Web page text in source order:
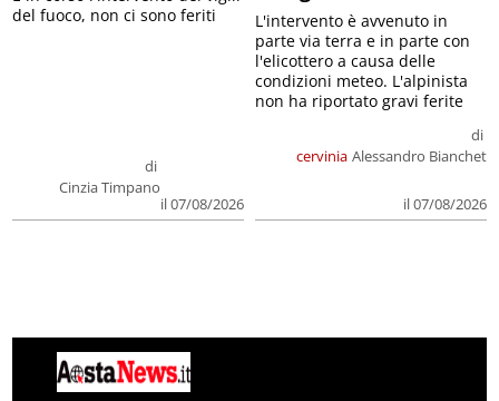
di
Cinzia Timpano
il 07/08/2026
del fuoco, non ci sono feriti
cervinia
di
Alessandro Bianchet
il 07/08/2026
L'intervento è avvenuto in
parte via terra e in parte con
l'elicottero a causa delle
condizioni meteo. L'alpinista
non ha riportato gravi ferite